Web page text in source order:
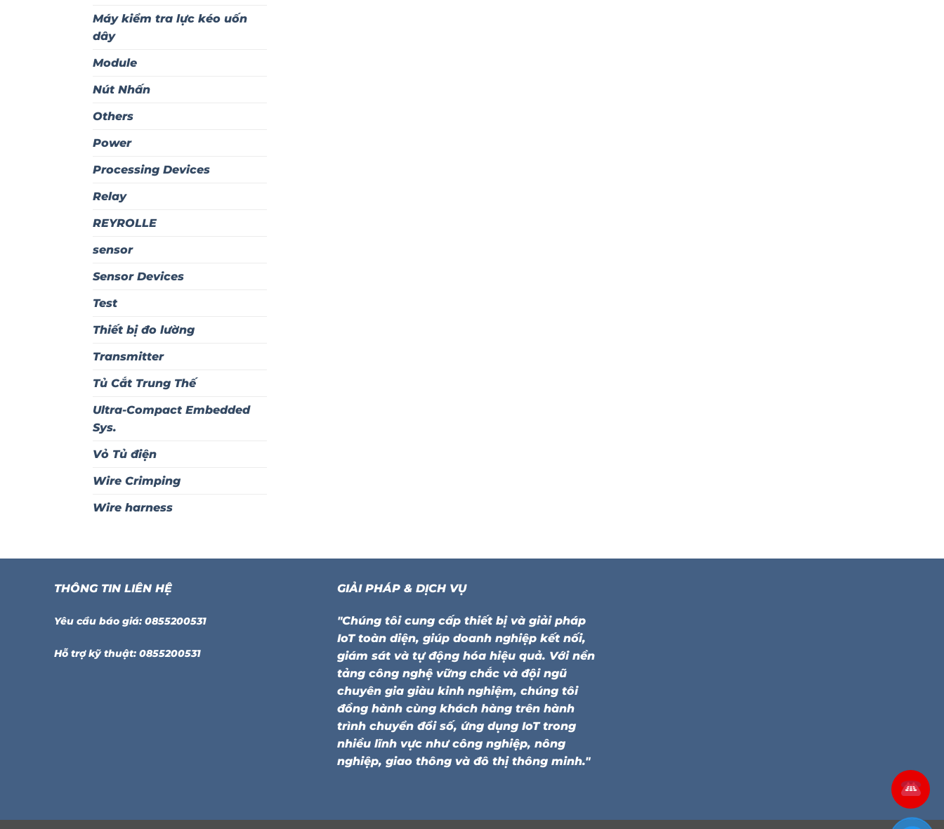
Máy kiểm tra lực kéo uốn
dây
Module
Nút Nhấn
Others
Power
Processing Devices
Relay
REYROLLE
sensor
Sensor Devices
Test
Thiết bị đo lường
Transmitter
Tủ Cắt Trung Thế
Ultra-Compact Embedded
Sys.
Vỏ Tủ điện
Wire Crimping
Wire harness
THÔNG TIN LIÊN HỆ
Yêu cầu báo giá: 0855200531
Hỗ trợ kỹ thuật: 0855200531
GIẢI PHÁP & DỊCH VỤ
"Chúng tôi cung cấp thiết bị và giải pháp
IoT toàn diện, giúp doanh nghiệp kết nối,
giám sát và tự động hóa hiệu quả. Với nền
tảng công nghệ vững chắc và đội ngũ
chuyên gia giàu kinh nghiệm, chúng tôi
đồng hành cùng khách hàng trên hành
trình chuyển đổi số, ứng dụng IoT trong
nhiều lĩnh vực như công nghiệp, nông
nghiệp, giao thông và đô thị thông minh."